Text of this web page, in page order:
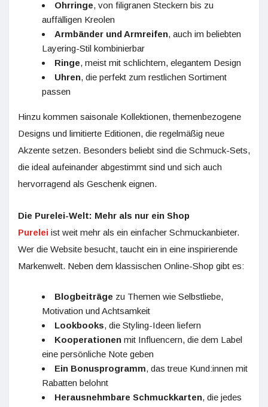
Ohrringe, von filigranen Steckern bis zu
auffälligen Kreolen
Armbänder und Armreifen, auch im beliebten
Layering-Stil kombinierbar
Ringe, meist mit schlichtem, elegantem Design
Uhren, die perfekt zum restlichen Sortiment
passen
Hinzu kommen saisonale Kollektionen, themenbezogene
Designs und limitierte Editionen, die regelmäßig neue
Akzente setzen. Besonders beliebt sind die Schmuck-Sets,
die ideal aufeinander abgestimmt sind und sich auch
hervorragend als Geschenk eignen.
Die Purelei-Welt: Mehr als nur ein Shop
Purelei ist weit mehr als ein einfacher Schmuckanbieter.
Wer die Website besucht, taucht ein in eine inspirierende
Markenwelt. Neben dem klassischen Online-Shop gibt es:
Blogbeiträge zu Themen wie Selbstliebe,
Motivation und Achtsamkeit
Lookbooks, die Styling-Ideen liefern
Kooperationen mit Influencern, die dem Label
eine persönliche Note geben
Ein Bonusprogramm, das treue Kund:innen mit
Rabatten belohnt
Herausnehmbare Schmuckkarten, die jedes